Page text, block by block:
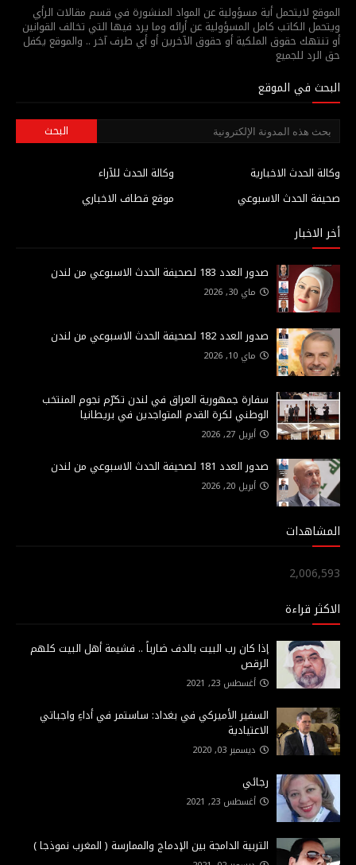
الموقع لايتحمل أية مسؤولية عن المواد المنشورة في قسم مقالات الرأي
ويتحمل الكاتب كامل المسؤولية عن أرائه وما يرد فيها التي تخالف القوانين
أو تنتهك حقوق الملكية أو حقوق الآخرين أو أي طرف آخر .. والموقع يكفل
حق الرد للجميع
البحث في الموقع
وكالة الحدث للآراء
وكالة الحدث الاخبارية
موقع قطاف الاخباري
صحيفة الحدث الاسبوعي
أخر الاخبار
صدور العدد 183 لصحيفة الحدث الاسبوعي من لندن
ماي 30, 2026
صدور العدد 182 لصحيفة الحدث الاسبوعي من لندن
ماي 10, 2026
سفارة جمهورية العراق في لندن تكرّم نجوم المنتخب
الوطني لكرة القدم المتواجدين في بريطانيا
أبريل 27, 2026
صدور العدد 181 لصحيفة الحدث الاسبوعي من لندن
أبريل 20, 2026
المشاهدات
2,006,593
الاكثر قراءة
إذا كان رب البيت بالدف ضارباً .. فشيمة أهل البيت كلهم
الرقص
أغسطس 23, 2021
السفير الأميركي في بغداد: ساستمر في أداءِ واجباتي
الاعتيادية
ديسمبر 03, 2020
رجائي
أغسطس 23, 2021
التربية الدامجة بين الإدماج والممارسة ( المغرب نموذجا )